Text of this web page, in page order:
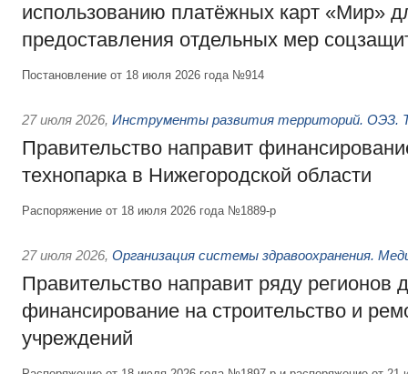
использованию платёжных карт «Мир»
предоставления отдельных мер
Постановление от 18 июля 2026 года №914
27 июля 2026, Инструменты развития территорий. ОЭЗ.
Правительство направит
технопарка в Нижегородской области
Распоряжение от 18 июля 2026 года №1889-р
27 июля 2026, Организация системы здравоохранения.
Правительство направит ряду регионов
финансирование на строительство и
учреждений